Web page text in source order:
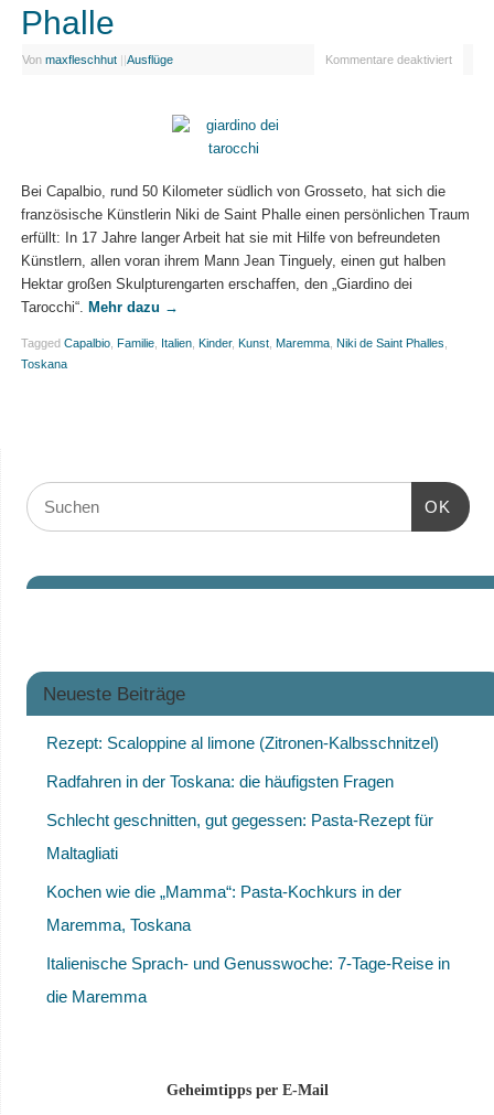
Phalle
Von maxfleschhut ||Ausflüge Kommentare deaktiviert
Bei Capalbio, rund 50 Kilometer südlich von Grosseto, hat sich die
französische Künstlerin Niki de Saint Phalle einen persönlichen Traum
erfüllt: In 17 Jahre langer Arbeit hat sie mit Hilfe von befreundeten
Künstlern, allen voran ihrem Mann Jean Tinguely, einen gut halben
Hektar großen Skulpturengarten erschaffen, den „Giardino dei
Tarocchi“. Mehr dazu →
Tagged Capalbio, Familie, Italien, Kinder, Kunst, Maremma, Niki de Saint Phalles,
Toskana
OK
Neueste Beiträge
Rezept: Scaloppine al limone (Zitronen-Kalbsschnitzel)
Radfahren in der Toskana: die häufigsten Fragen
Schlecht geschnitten, gut gegessen: Pasta-Rezept für
Maltagliati
Kochen wie die „Mamma“: Pasta-Kochkurs in der
Maremma, Toskana
Italienische Sprach- und Genusswoche: 7-Tage-Reise in
die Maremma
Geheimtipps per E-Mail